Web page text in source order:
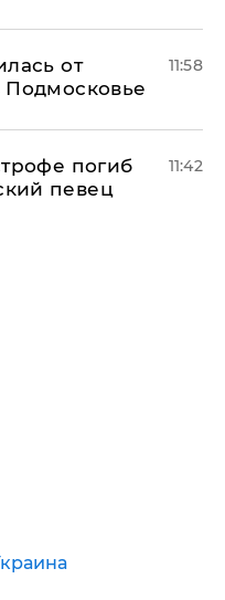
от
Подмосковье
11:58
погиб
певец
11:42